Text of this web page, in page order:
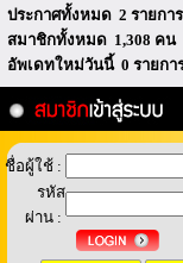
ประกาศทั้งหมด 2 รายการ
สมาชิกทั้งหมด 1,308 คน
อัพเดทใหม่วันนี้ 0 รายกา
ชื่อผู้ใช้ :
รหัส
ผ่าน :